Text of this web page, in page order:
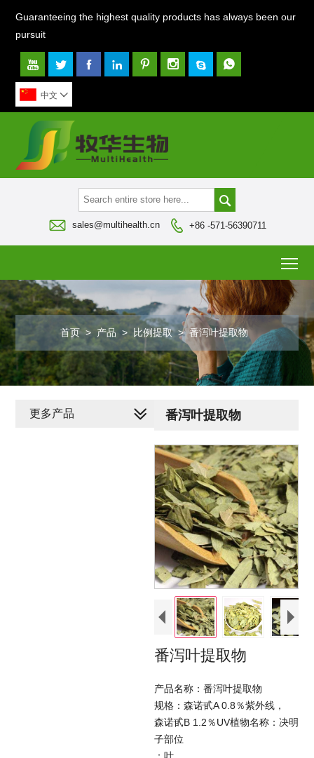
Guaranteeing the highest quality products has always been our
pursuit
       
中文 

 sales@multihealth.cn  +86 -571-56390711
首页 > 产品 > 比例提取 > 番泻叶提取物
番泻叶提取物
番泻叶提取物
产品名称：番泻叶提取物
规格：森诺甙A 0.8％紫外线，
森诺甙B 1.2％UV植物名称：决明
子部位
更多产品